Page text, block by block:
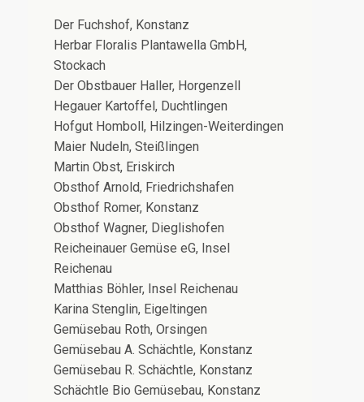
Der Fuchshof, Konstanz
Herbar Floralis Plantawella GmbH,
Stockach
Der Obstbauer Haller, Horgenzell
Hegauer Kartoffel, Duchtlingen
Hofgut Homboll, Hilzingen-Weiterdingen
Maier Nudeln, Steißlingen
Martin Obst, Eriskirch
Obsthof Arnold, Friedrichshafen
Obsthof Romer, Konstanz
Obsthof Wagner, Dieglishofen
Reicheinauer Gemüse eG, Insel
Reichenau
Matthias Böhler, Insel Reichenau
Karina Stenglin, Eigeltingen
Gemüsebau Roth, Orsingen
Gemüsebau A. Schächtle, Konstanz
Gemüsebau R. Schächtle, Konstanz
Schächtle Bio Gemüsebau, Konstanz